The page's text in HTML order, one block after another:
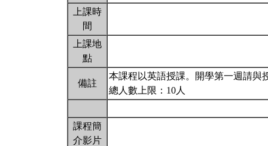
上課時
間
上課地
點
備註
本課程以英語授課。開學第一週請與
總人數上限：10人
課程簡
介影片